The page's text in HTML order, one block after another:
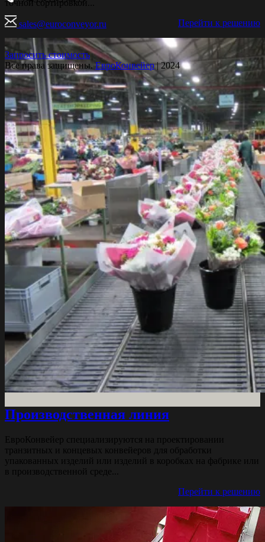
точной сортировкой...
Перейти к решению
Производственная линия
ЕвроКонвейер специализируются на проектировании
транзитных и концевых конвейеров для обработки
упакованных изделий или изделий в коробках на фабрике или
в производственной среде...
Перейти к решению
sales@euroconveyor.ru
Запросить стоимость
Все права защищены.ЕвроКонвейер| 2024